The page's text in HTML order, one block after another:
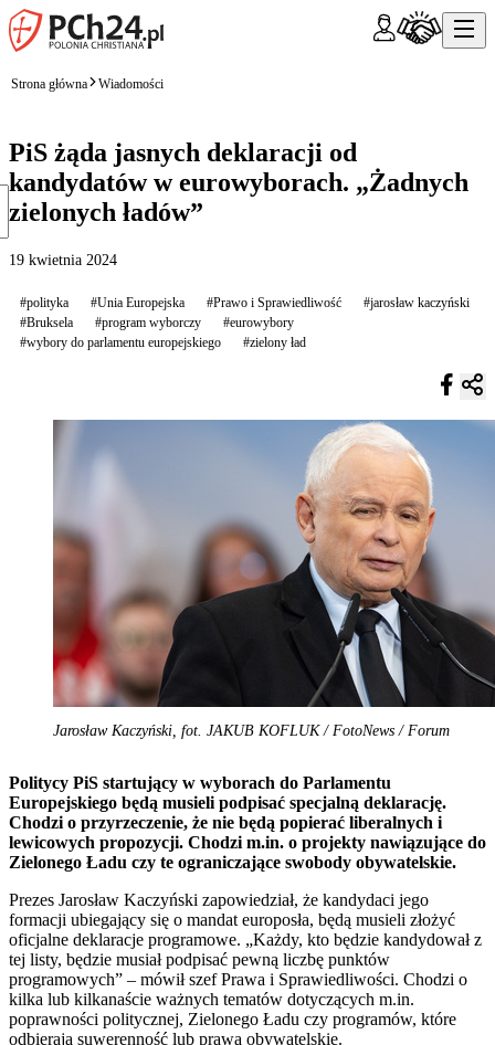
Strona główna Wiadomości
PiS żąda jasnych deklaracji od
kandydatów w eurowyborach. „Żadnych
zielonych ładów”
19 kwietnia 2024
#polityka #Unia Europejska #Prawo i Sprawiedliwość
#jarosław kaczyński
#Bruksela
#program wyborczy
#eurowybory
#wybory do parlamentu europejskiego
#zielony ład
Jarosław Kaczyński, fot. JAKUB KOFLUK / FotoNews / Forum
Politycy PiS startujący w wyborach do Parlamentu
Europejskiego będą musieli podpisać specjalną deklarację.
Chodzi o przyrzeczenie, że nie będą popierać liberalnych i
lewicowych propozycji. Chodzi m.in. o projekty nawiązujące do
Zielonego Ładu czy te ograniczające swobody obywatelskie.
Prezes Jarosław Kaczyński zapowiedział, że kandydaci jego
formacji ubiegający się o mandat europosła, będą musieli złożyć
oficjalne deklaracje programowe. „Każdy, kto będzie kandydował z
tej listy, będzie musiał podpisać pewną liczbę punktów
programowych” – mówił szef Prawa i Sprawiedliwości. Chodzi o
kilka lub kilkanaście ważnych tematów dotyczących m.in.
poprawności politycznej, Zielonego Ładu czy programów, które
odbierają suwerenność lub prawa obywatelskie.